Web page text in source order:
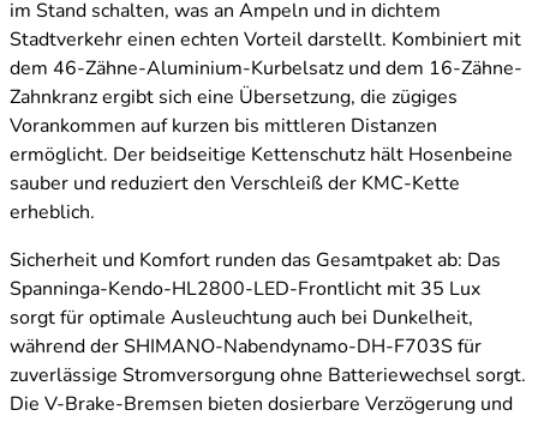
im Stand schalten, was an Ampeln und in dichtem
Stadtverkehr einen echten Vorteil darstellt. Kombiniert mit
dem 46-Zähne-Aluminium-Kurbelsatz und dem 16-Zähne-
Zahnkranz ergibt sich eine Übersetzung, die zügiges
Vorankommen auf kurzen bis mittleren Distanzen
ermöglicht. Der beidseitige Kettenschutz hält Hosenbeine
sauber und reduziert den Verschleiß der KMC-Kette
erheblich.
Sicherheit und Komfort runden das Gesamtpaket ab: Das
Spanninga-Kendo-HL2800-LED-Frontlicht mit 35 Lux
sorgt für optimale Ausleuchtung auch bei Dunkelheit,
während der SHIMANO-Nabendynamo-DH-F703S für
zuverlässige Stromversorgung ohne Batteriewechsel sorgt.
Die V-Brake-Bremsen bieten dosierbare Verzögerung und